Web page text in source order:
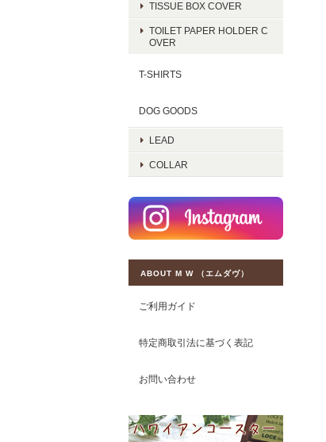
TISSUE BOX COVER
TOILET PAPER HOLDER C
OVER
T-SHIRTS
DOG GOODS
LEAD
COLLAR
ABOUT M W （エムダヴ）
ご利用ガイド
特定商取引法に基づく表記
お問い合わせ